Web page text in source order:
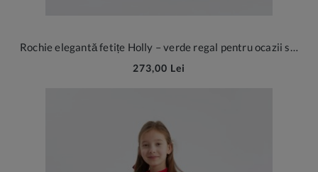
Rochie elegantă fetițe Holly – verde regal pentru ocazii speciale
273,00 Lei